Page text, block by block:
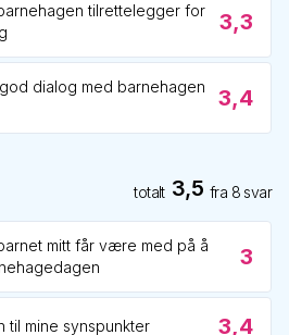
tilrettelegger for
3,3
dialog med barnehagen
3,4
totalt 3,5 fra 8 svar
mitt får være med på å
3
til mine synspunkter 3,4